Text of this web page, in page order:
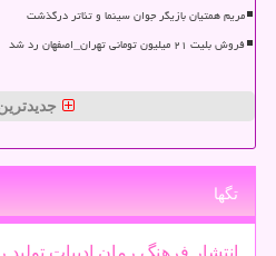
مریم همتیان بازیگر جوان سینما و تئاتر درگذشت
فروش بلیت ۲۱ میلیون تومانی تهران_اصفهان رد شد
تگها
انتشار فرهنگ رمان ادبیات تولید